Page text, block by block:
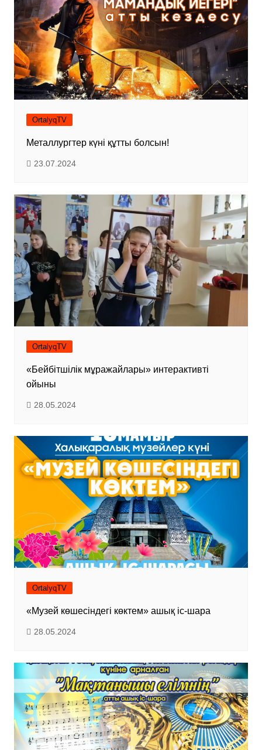
OrtalyqTV
Металлургтер күні құтты болсын!
23.07.2024
OrtalyqTV
«Бейбітшілік мұражайлары» интерактивті
ойыны
28.05.2024
OrtalyqTV
«Музей көшесіндегі көктем» ашық іс-шара
28.05.2024